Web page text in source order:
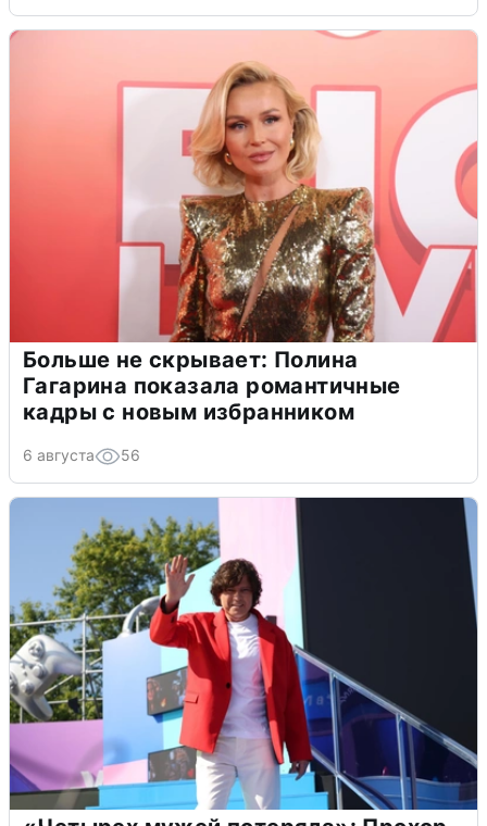
Больше не скрывает: Полина
Гагарина показала романтичные
кадры с новым избранником
6 августа 56